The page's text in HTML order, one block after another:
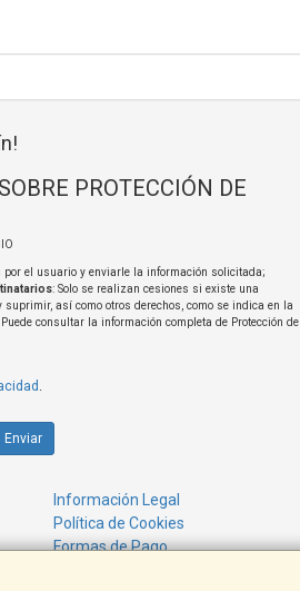
PROTECCIÓN DE
el usuario y enviarle la información solicitada;
: Solo se realizan cesiones si existe una
suprimir, así como otros derechos, como se indica en la
Puede consultar la información completa de Protección de
.
Enviar
Información Legal
Política de Cookies
Formas de Pago